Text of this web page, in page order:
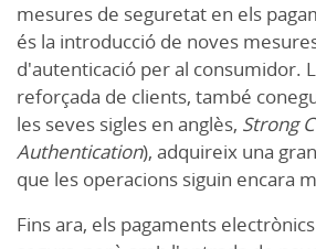
mesures de seguretat en els
és la introducció de noves
d'autenticació per al consumidor.
reforçada de clients, també
les seves sigles en anglès, Strong
Authentication), adquireix una
que les operacions siguin encara
Fins ara, els pagaments